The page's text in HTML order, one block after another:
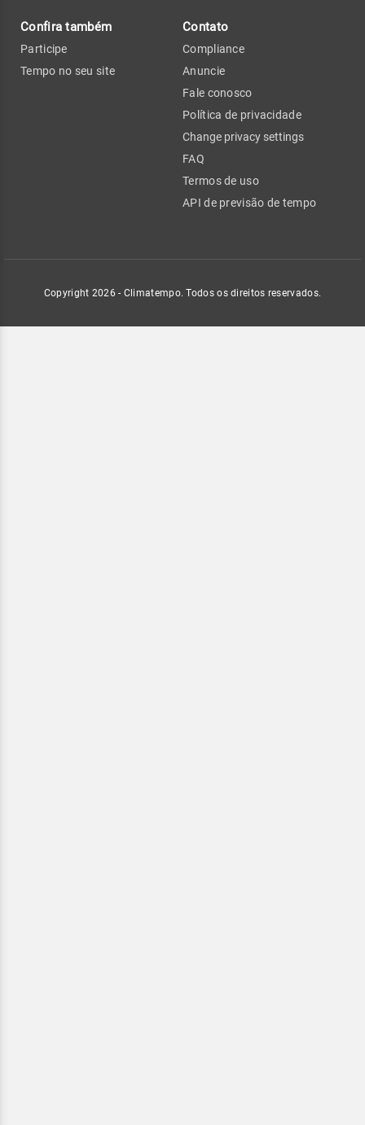
Confira também
Participe
Tempo no seu site
Contato
Compliance
Anuncie
Fale conosco
Política de privacidade
Change privacy settings
FAQ
Termos de uso
API de previsão de tempo
Copyright 2026 - Climatempo. Todos os direitos reservados.